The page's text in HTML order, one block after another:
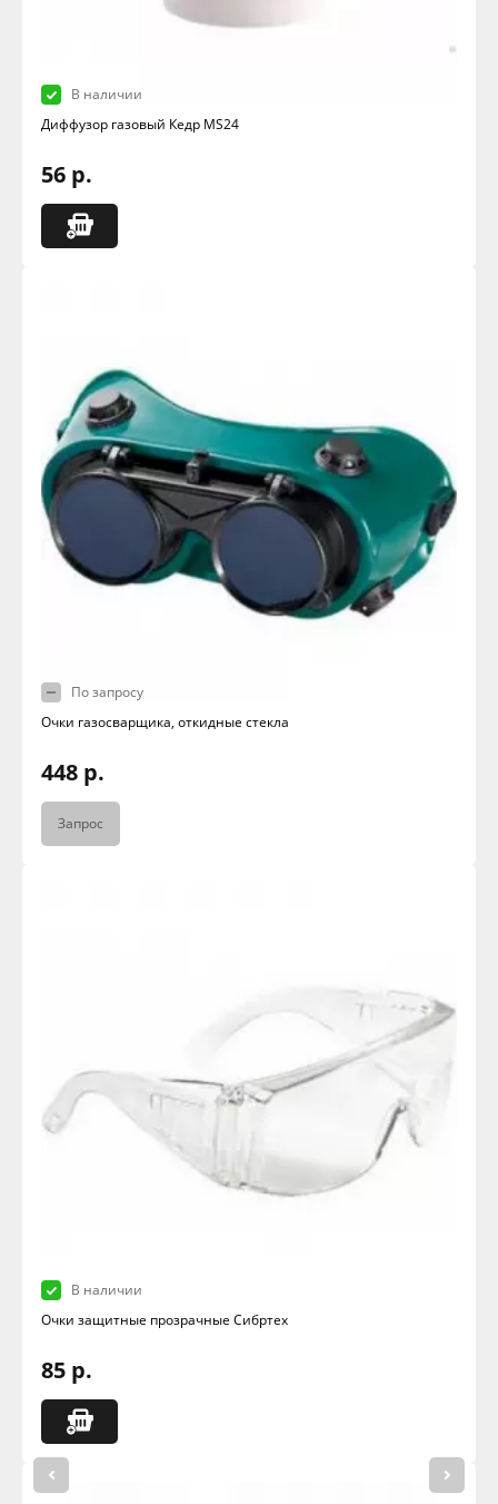
В наличии
Диффузор газовый Кедр MS24
56 р.
По запросу
Очки газосварщика, откидные стекла
448 р.
Запрос
В наличии
Очки защитные прозрачные Сибртех
85 р.